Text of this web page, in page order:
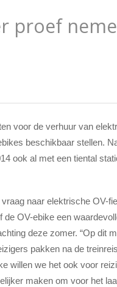
proef
voor de verhuur van
beschikbaar stellen.
ook al met een tiental
naar elektrische OV-
OV-ebike een
deze zomer. “Op dit
pakken na de
willen we het ook voor
maken om voor het